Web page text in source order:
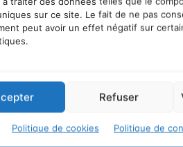
sur ce site. Le fait de ne pas
peut avoir un effet négatif sur
Refuser
Politique de cookies Politique de
entourées les plantes
part, le comportement
pharmaceutiques
que le corps du patient
étendue pourvoyeuse de
des principes actifs
responsables